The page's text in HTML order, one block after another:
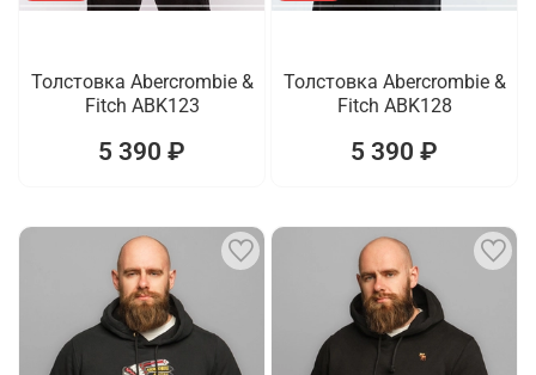
Толстовка Abercrombie &
Fitch ABK123
5 390 ₽
Толстовка Abercrombie &
Fitch ABK128
5 390 ₽